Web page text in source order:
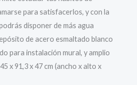
para satisfacerlos, y con la
disponer de más agua
de acero esmaltado blanco
para instalación mural, y amplio
x 91,3 x 47 cm (ancho x alto x